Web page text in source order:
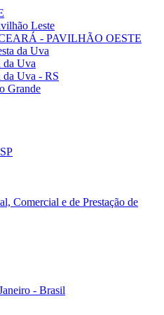
Leste
- PAVILHÃO OESTE
da Uva
da Uva
da Uva - RS
Grande
Comercial e de Prestação de
- Brasil